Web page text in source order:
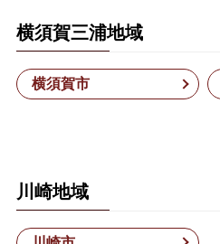
横須賀三浦地域
横須賀市
川崎地域